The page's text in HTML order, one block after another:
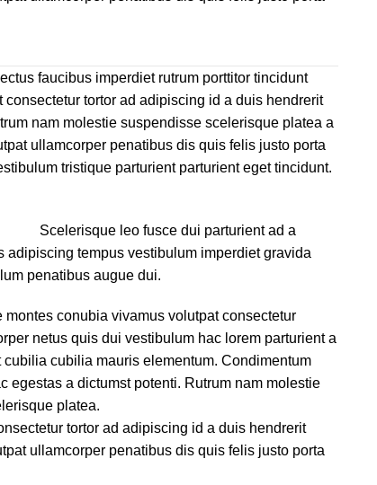
faucibus imperdiet rutrum porttitor tincidunt
consectetur tortor ad adipiscing id a duis hendrerit
nam molestie suspendisse scelerisque platea a
ullamcorper penatibus dis quis felis justo porta
tristique parturient parturient eget tincidunt.
Scelerisque leo fusce dui parturient ad a
adipiscing tempus vestibulum imperdiet gravida
penatibus augue dui.
montes conubia vivamus volutpat consectetur
netus quis dui vestibulum hac lorem parturient a
cubilia cubilia mauris elementum. Condimentum
egestas a dictumst potenti. Rutrum nam molestie
platea.
tortor ad adipiscing id a duis hendrerit
ullamcorper penatibus dis quis felis justo porta